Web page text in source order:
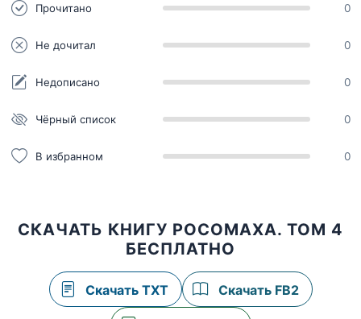
Прочитано 0
Не дочитал 0
Недописано 0
Чёрный список 0
В избранном 0
СКАЧАТЬ КНИГУ РОСОМАХА. ТОМ 4
БЕСПЛАТНО
Скачать TXT Скачать FB2